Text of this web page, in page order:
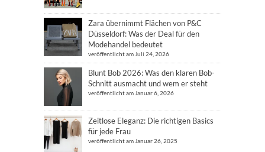
Zara übernimmt Flächen von P&C
Düsseldorf: Was der Deal für den
Modehandel bedeutet
veröffentlicht am Juli 24, 2026
Blunt Bob 2026: Was den klaren Bob-
Schnitt ausmacht und wem er steht
veröffentlicht am Januar 6, 2026
Zeitlose Eleganz: Die richtigen Basics
für jede Frau
veröffentlicht am Januar 26, 2025